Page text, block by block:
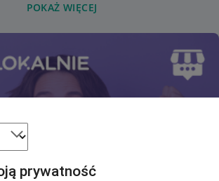
prywatność
POKAŻ WIĘCEJ